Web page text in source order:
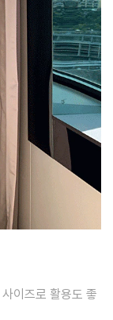
이즈로 활용도 좋